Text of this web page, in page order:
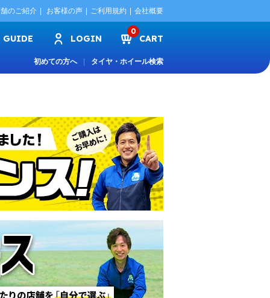
のご紹介 お客様の声 ご利用規約 会社概要
GUIDE LOGIN
0
CART
初めての方へ タイヤ・ホイール検索